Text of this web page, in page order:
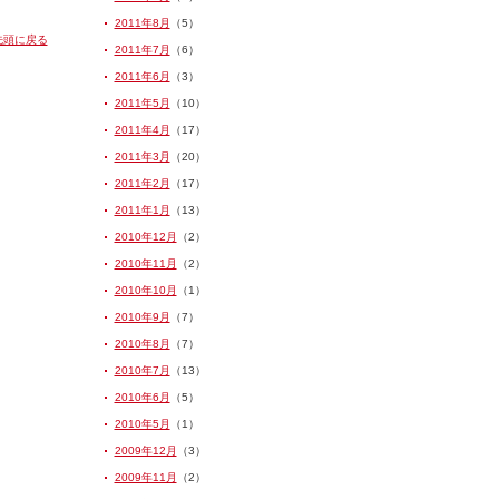
頭に戻る
2011年8月 （5）
2011年7月 （6）
2011年6月 （3）
2011年5月 （10）
2011年4月 （17）
2011年3月 （20）
2011年2月 （17）
2011年1月 （13）
2010年12月 （2）
2010年11月 （2）
2010年10月 （1）
2010年9月 （7）
2010年8月 （7）
2010年7月 （13）
2010年6月 （5）
2010年5月 （1）
2009年12月 （3）
2009年11月 （2）